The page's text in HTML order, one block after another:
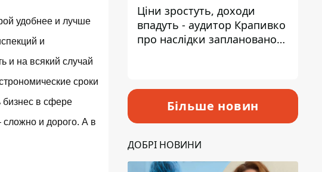
удобнее и лучше
и
и на всякий случай
сроки
бизнес в сфере
сложно и дорого. А в
Ціни зростуть, доходи
впадуть - аудитор Крапивко
про наслідки запланованого
Більше новин
ДОБРІ НОВИНИ